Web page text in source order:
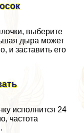
выберите
дыра может
и заставить его
исполнится 24
частота